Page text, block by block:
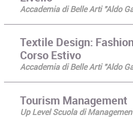
Accademia di Belle Arti "Aldo
Textile Design:
Corso Estivo
Accademia di Belle Arti "Aldo
Tourism Management
Up Level Scuola di